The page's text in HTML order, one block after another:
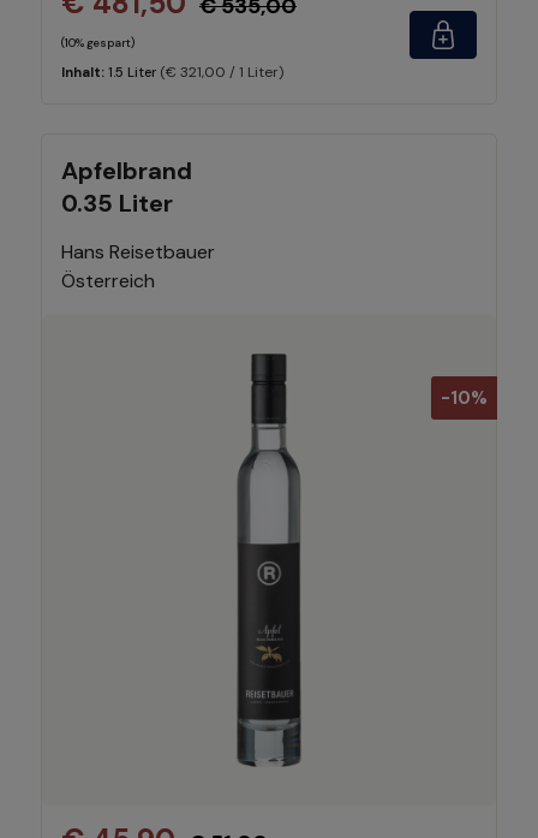
€ 535,00
(10% gespart)
Inhalt: 1.5 Liter (€ 321,00 / 1 Liter)
Apfelbrand
0.35 Liter
Hans Reisetbauer
Österreich
-10%